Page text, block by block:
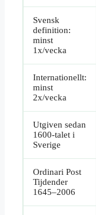
Svensk
definition:
minst
1x/vecka
Internationellt:
minst
2x/vecka
Utgiven sedan
1600-talet i
Sverige
Ordinari Post
Tijdender
1645–2006